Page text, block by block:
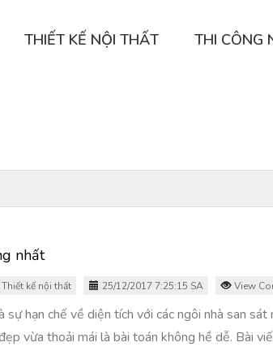
THIẾT KẾ NỘI THẤT THI CÔNG
nhất
Thiết kế nội thất 25/12/2017 7:25:15 SA View
hạn chế về diện tích với các ngôi nhà san
vừa thoải mái là bài toán không hề dễ. Bài